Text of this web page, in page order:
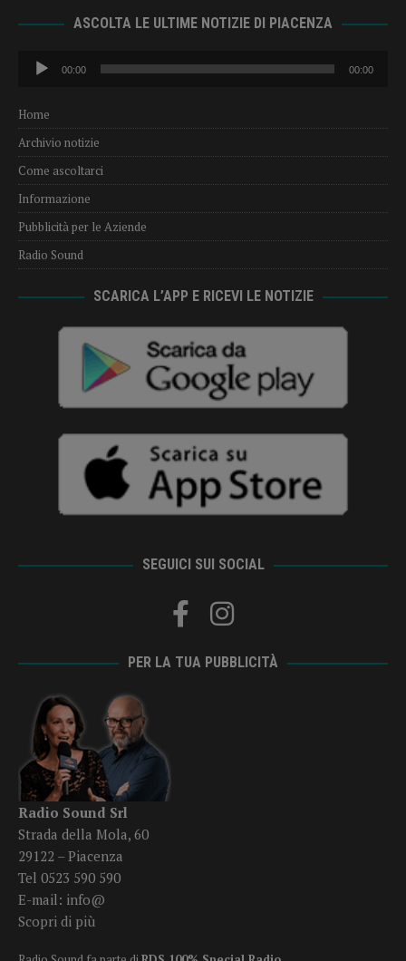
ASCOLTA LE ULTIME NOTIZIE DI PIACENZA
Audio
Player
00:00 00:00
Home
Archivio notizie
Come ascoltarci
Informazione
Pubblicità per le Aziende
Radio Sound
SCARICA L’APP E RICEVI LE NOTIZIE
SEGUICI SUI SOCIAL
PER LA TUA PUBBLICITÀ
Radio Sound Srl
Strada della Mola, 60
29122 – Piacenza
Tel 0523 590 590
E-mail: info@
Scopri di più